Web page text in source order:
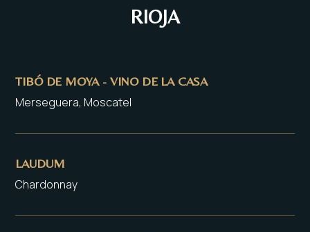
RIOJA
TIBÓ DE MOYA - VINO DE LA CASA
Merseguera, Moscatel
LAUDUM
Chardonnay